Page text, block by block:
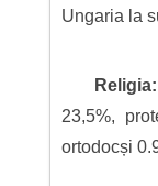
Ungaria la
23,5%,
ortodocși